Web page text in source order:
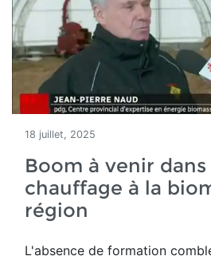
18 juillet, 2025
Boom à venir dans
chauffage à la
région
L'absence de formation